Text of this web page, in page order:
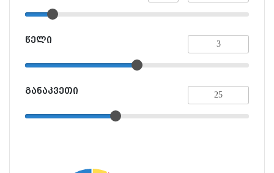
წელი
განაკვეთი